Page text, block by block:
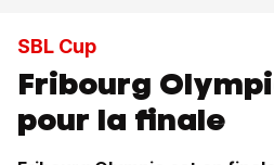
SBL Cup
Fribourg
pour la finale